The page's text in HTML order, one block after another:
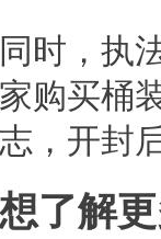
同时，执
家购买桶
志，开封
想了解